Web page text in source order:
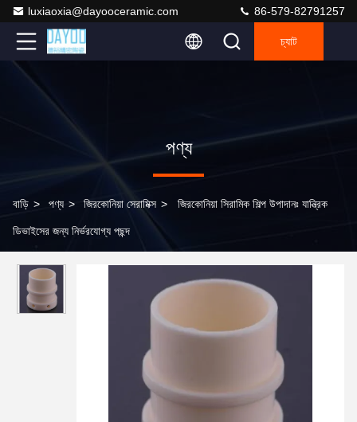
luxiaoxia@dayooceramic.com 86-579-82791257
চ্যাট
পণ্য
বাড়ি > পণ্য > জিরকোনিয়া সেরামিক্স > জিরকোনিয়া সিরামিক শিল্প উপাদানঃ যান্ত্রিক
ডিভাইসের জন্য নির্ভরযোগ্য পছন্দ